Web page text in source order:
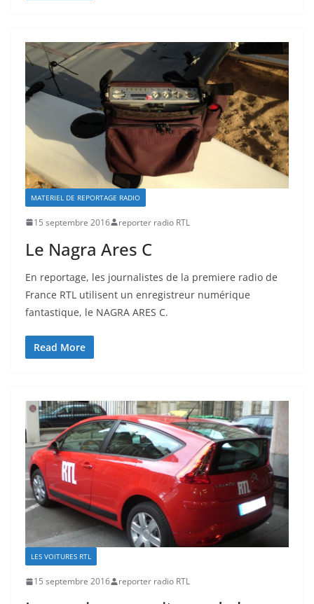
MATERIEL DE REPORTAGE RADIO
15 septembre 2016 reporter radio RTL
Le Nagra Ares C
En reportage, les journalistes de la premiere radio de
France RTL utilisent un enregistreur numérique
fantastique, le NAGRA ARES C.
Read More
LES VOITURES RTL
15 septembre 2016 reporter radio RTL